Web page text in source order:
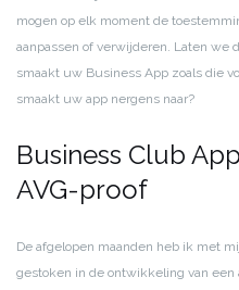
mogen op elk moment de
aanpassen of verwijderen. Laten we
smaakt uw Business App zoals die
smaakt uw app nergens naar?
Business Club
AVG-proof
De afgelopen maanden heb ik met
gestoken in de ontwikkeling van